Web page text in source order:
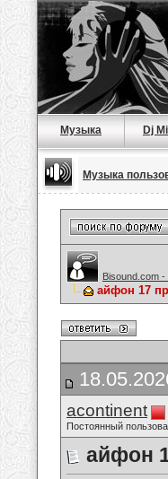
Музыка Dj
Музыка
Bisound.com
айфон 17
acontinent
Постоянный
айфон